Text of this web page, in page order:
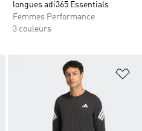
longues adi365 Essentials
Femmes Performance
3 couleurs
Ajouter à la Liste de produits